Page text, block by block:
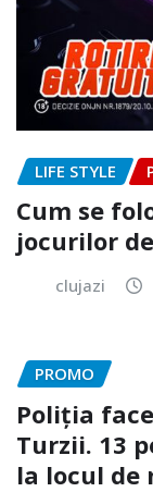
LIFE STYLE
Cum se
jocurilor
clujazi
PROMO
Poliția
Turzii. 13
la locul de